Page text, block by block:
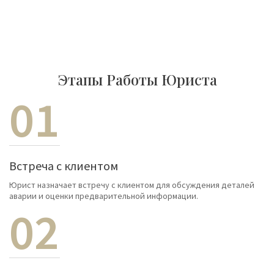
Этапы Работы Юриста
01
Встреча с клиентом
Юрист назначает встречу с клиентом для обсуждения деталей
аварии и оценки предварительной информации.
02